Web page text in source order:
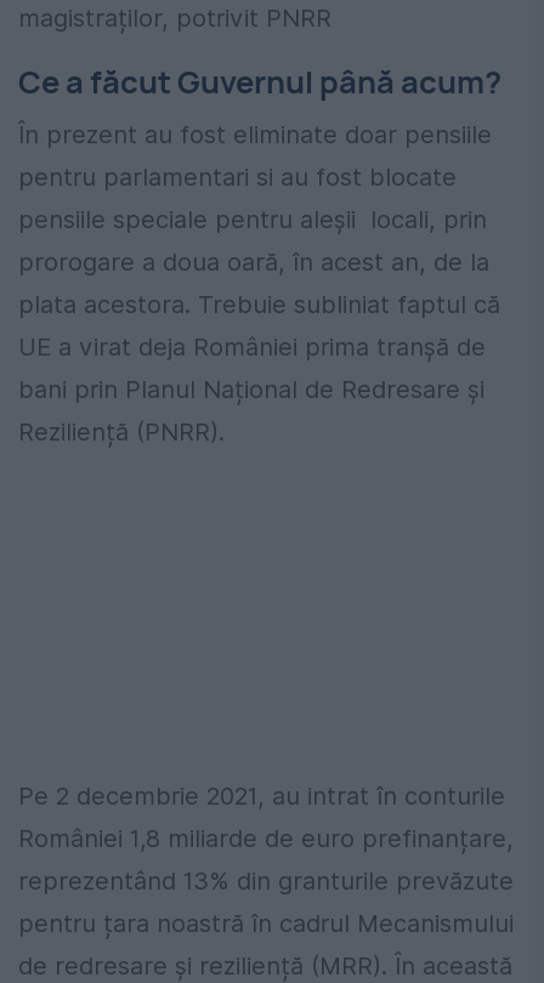
magistraților, potrivit PNRR
Ce a făcut Guvernul până acum?
În prezent au fost eliminate doar pensiile
pentru parlamentari si au fost blocate
pensiile speciale pentru aleșii locali, prin
prorogare a doua oară, în acest an, de la
plata acestora. Trebuie subliniat faptul că
UE a virat deja României prima tranșă de
bani prin Planul Național de Redresare și
Reziliență (PNRR).
Pe 2 decembrie 2021, au intrat în conturile
României 1,8 miliarde de euro prefinanțare,
reprezentând 13% din granturile prevăzute
pentru țara noastră în cadrul Mecanismului
de redresare și reziliență (MRR). În această